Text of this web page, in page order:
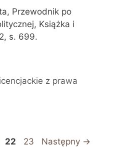
Przewodnik po
Książka i
s. 699.
z prawa
Strona
22 Strona
23 Następny →